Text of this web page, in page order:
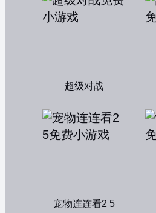
超级对战
宠物连连看2 5